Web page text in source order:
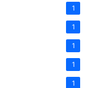
1
1
1
1
1